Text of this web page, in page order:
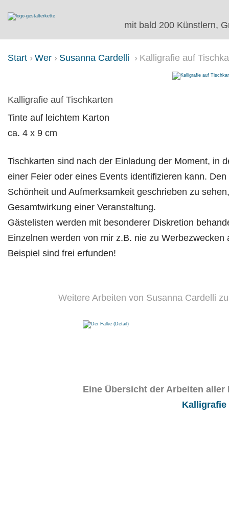
mit bald 200 Künstlern,
Start Wer Susanna Cardelli Kalligrafie auf
KALLIGRAFIE AUF
Kalligrafie auf Tischkarten
Tinte auf leichtem Karton
ca. 4 x 9 cm
Tischkarten sind nach der Einladung der Moment, in
einer Feier oder eines Events identifizieren kann.
Schönheit und Aufmerksamkeit geschrieben zu
Gesamtwirkung einer Veranstaltung.
Gästelisten werden mit besonderer Diskretion
Einzelnen werden von mir z.B. nie zu
Beispiel sind frei erfunden!
Weitere Arbeiten von Susanna Cardelli
Eine Übersicht der Arbeiten aller
Kalligrafie